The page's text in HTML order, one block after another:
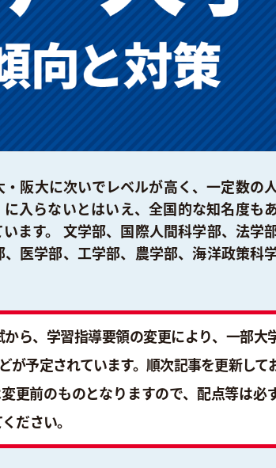
阪大に次いでレベルが高く、一定数の
入らないとはいえ、全国的な知名度も
ます。 文学部、国際人間科学部、法学
医学部、工学部、農学部、海洋政策科
ら、学習指導要領の変更により、一部大
が予定されています。順次記事を更新して
更前のものとなりますので、配点等は必
ださい。